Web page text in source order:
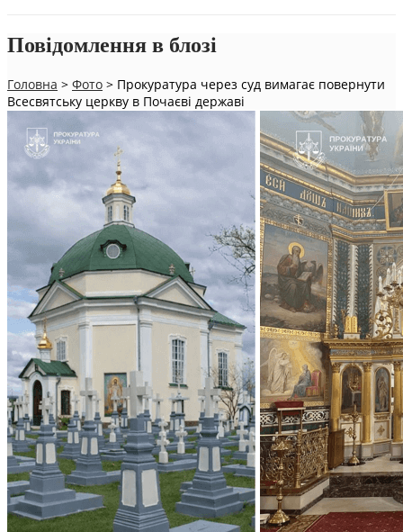
Повідомлення в блозі
Головна > Фото > Прокуратура через суд вимагає повернути
Всесвятську церкву в Почаєві державі